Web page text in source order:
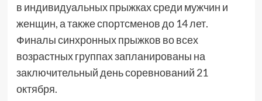
в индивидуальных прыжках среди мужчин и
женщин, а также спортсменов до 14 лет.
Финалы синхронных прыжков во всех
возрастных группах запланированы на
заключительный день соревнований 21
октября.